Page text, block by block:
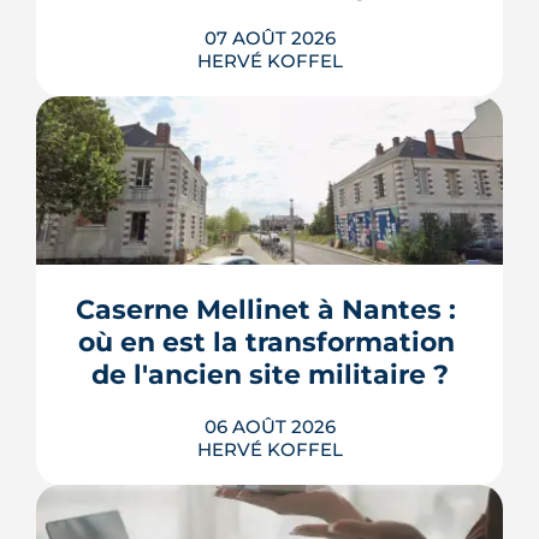
07 AOÛT 2026
HERVÉ KOFFEL
Une start-up nantaise fait produire de
l'eau chaude « par le son » à un
immeuble social de Bellevue-
une pompe à chaleur à hélium
branchée sur le réseau de chaleur
urbain, testée un an grandeur nature.
LIRE L'ARTICLE
Caserne Mellinet à Nantes :
où en est la transformation
de l'ancien site militaire ?
06 AOÛT 2026
HERVÉ KOFFEL